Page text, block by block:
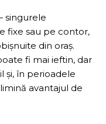
singurele
fixe sau pe contor,
din oraș.
fi mai ieftin, dar
și, în perioadele
avantajul de